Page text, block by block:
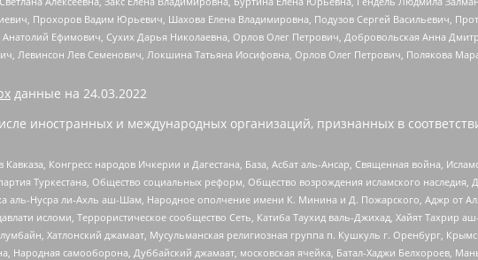
Прохоров Вадим Юрьевич, Шахова Елена Владимировна, Подузов Сергей Васильевич,
Ефимович, Сухих Дарья Николаевна, Орлов Олег Петрович, Добровольская Анна
Левинсон Лев Семенович, Локшина Татьяна Иосифовна, Орлов Олег Петрович, Полякова
данные на 24.03.2022
иностранных и международных организаций, признанных в
Конгресс народов Ичкерии и Дагестана, База, Асбат аль-Ансар, Священная война,
Туркестана, Общество социальных реформ, Общество возрождения исламского
аль-Нусра ли-Ахль аш-Шам, Народное ополчение имени К. Минина и Д. Пожарского, Аджр от
исломи, Террористическое сообщество Сеть, Катиба Таухид валь-Джихад, Хайят
Хатлонский джамаат, Мусульманская религиозная группа п. Кушкуль г. Оренбург,
Народная самооборона, Дуббайский джамаат, московская ячейка, Батал-Хаджи Белхороев,